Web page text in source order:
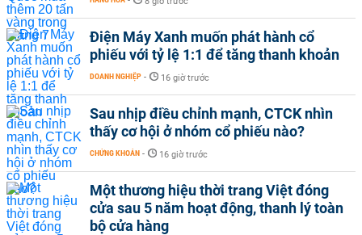
Điện Máy Xanh muốn phát hành cổ
phiếu với tỷ lệ 1:1 để tăng thanh khoản
DOANH NGHIỆP - 16 giờ trước
Sau nhịp điều chỉnh mạnh, CTCK nhìn
thấy cơ hội ở nhóm cổ phiếu nào?
CHỨNG KHOÁN - 16 giờ trước
Một thương hiệu thời trang Việt đóng
cửa sau 5 năm hoạt động, thanh lý toàn
bộ cửa hàng